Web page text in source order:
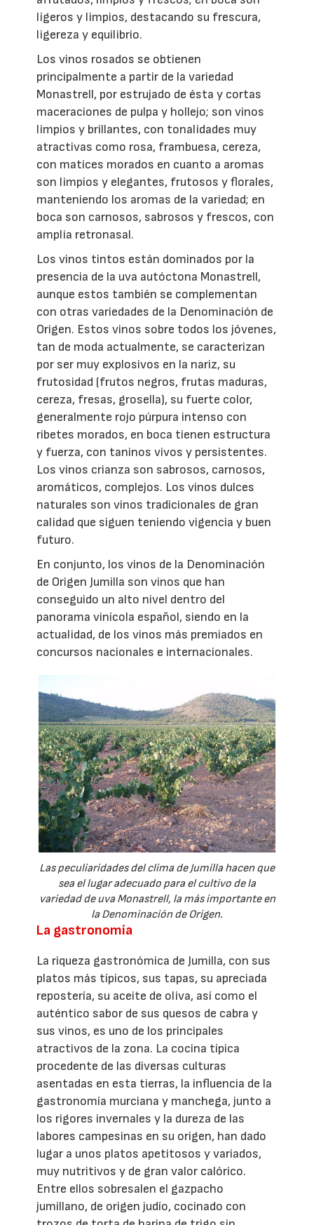
ligeros y limpios, destacando su frescura,
ligereza y equilibrio.
Los vinos rosados se obtienen
principalmente a partir de la variedad
Monastrell, por estrujado de ésta y cortas
maceraciones de pulpa y hollejo; son vinos
limpios y brillantes, con tonalidades muy
atractivas como rosa, frambuesa, cereza,
con matices morados en cuanto a aromas
son limpios y elegantes, frutosos y florales,
manteniendo los aromas de la variedad; en
boca son carnosos, sabrosos y frescos, con
amplia retronasal.
Los vinos tintos están dominados por la
presencia de la uva autóctona Monastrell,
aunque estos también se complementan
con otras variedades de la Denominación de
Origen. Estos vinos sobre todos los jóvenes,
tan de moda actualmente, se caracterizan
por ser muy explosivos en la nariz, su
frutosidad (frutos negros, frutas maduras,
cereza, fresas, grosella), su fuerte color,
generalmente rojo púrpura intenso con
ribetes morados, en boca tienen estructura
y fuerza, con taninos vivos y persistentes.
Los vinos crianza son sabrosos, carnosos,
aromáticos, complejos. Los vinos dulces
naturales son vinos tradicionales de gran
calidad que siguen teniendo vigencia y buen
futuro.
En conjunto, los vinos de la Denominación
de Origen Jumilla son vinos que han
conseguido un alto nivel dentro del
panorama vinícola español, siendo en la
actualidad, de los vinos más premiados en
concursos nacionales e internacionales.
Las peculiaridades del clima de Jumilla hacen que
sea el lugar adecuado para el cultivo de la
variedad de uva Monastrell, la más importante en
la Denominación de Origen.
La gastronomía
La riqueza gastronómica de Jumilla, con sus
platos más típicos, sus tapas, su apreciada
repostería, su aceite de oliva, así como el
auténtico sabor de sus quesos de cabra y
sus vinos, es uno de los principales
atractivos de la zona. La cocina típica
procedente de las diversas culturas
asentadas en esta tierras, la influencia de la
gastronomía murciana y manchega, junto a
los rigores invernales y la dureza de las
labores campesinas en su origen, han dado
lugar a unos platos apetitosos y variados,
muy nutritivos y de gran valor calórico.
Entre ellos sobresalen el gazpacho
jumillano, de origen judío, cocinado con